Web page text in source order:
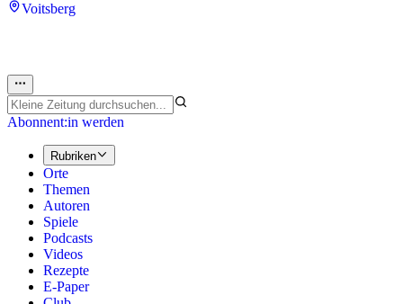
Voitsberg
Abonnent:in werden
Rubriken
Orte
Themen
Autoren
Spiele
Podcasts
Videos
Rezepte
E-Paper